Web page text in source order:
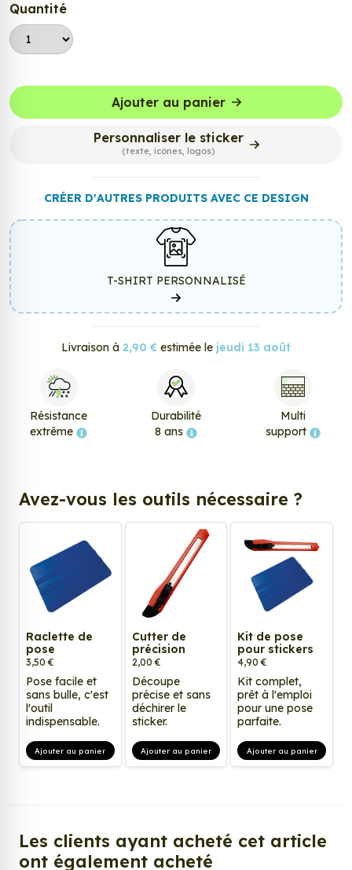
Quantité
Ajouter au panier
Personnaliser le sticker
(texte, icônes, logos)
CRÉER D'AUTRES PRODUITS AVEC CE DESIGN
T-SHIRT PERSONNALISÉ
Livraison à 2,90 € estimée le jeudi 13 août
Résistance
extrême
Durabilité
8 ans
Multi
support
Avez-vous les outils nécessaire ?
Raclette de
pose
3,50 €
Pose facile et
sans bulle, c'est
l'outil
indispensable.
Ajouter au panier
Cutter de
précision
2,00 €
Découpe
précise et sans
déchirer le
sticker.
Ajouter au panier
Kit de pose
pour stickers
4,90 €
Kit complet,
prêt à l'emploi
pour une pose
parfaite.
Ajouter au panier
Les clients ayant acheté cet article
ont également acheté